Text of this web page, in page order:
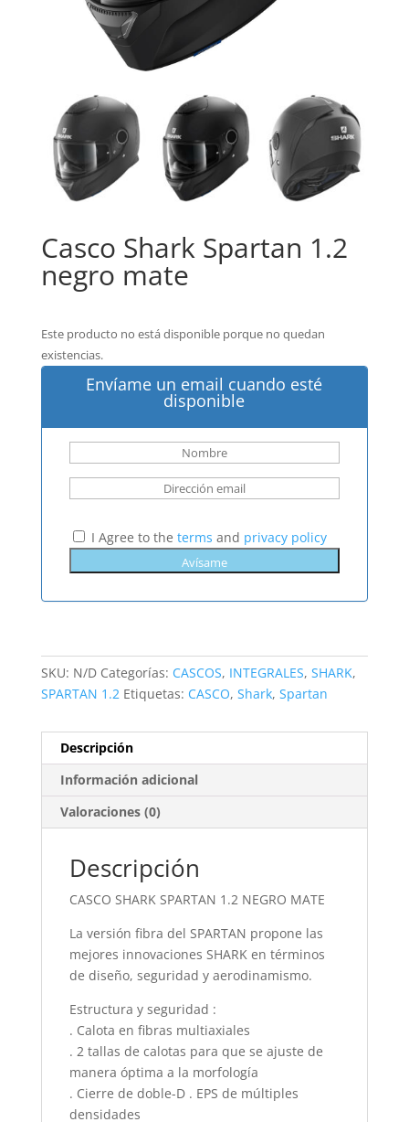
Casco Shark Spartan 1.2
negro mate
Este producto no está disponible porque no quedan
existencias.
Envíame un email cuando esté
disponible
I Agree to the terms and privacy policy
SKU: N/D Categorías: CASCOS, INTEGRALES, SHARK,
SPARTAN 1.2 Etiquetas: CASCO, Shark, Spartan
Descripción
Información adicional
Valoraciones (0)
Descripción
CASCO SHARK SPARTAN 1.2 NEGRO MATE
La versión fibra del SPARTAN propone las
mejores innovaciones SHARK en términos
de diseño, seguridad y aerodinamismo.
Estructura y seguridad :
. Calota en fibras multiaxiales
. 2 tallas de calotas para que se ajuste de
manera óptima a la morfología
. Cierre de doble-D . EPS de múltiples
densidades